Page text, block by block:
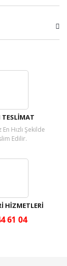
TESLİMAT
Hızlı Şekilde
Edilir.
HİZMETLERİ
61 04